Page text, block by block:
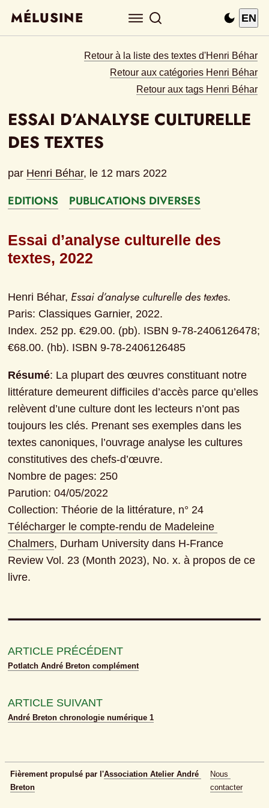
MÉLUSINE EN
Retour à la liste des textes d'Henri Béhar
Retour aux catégories Henri Béhar
Retour aux tags Henri Béhar
ESSAI D’ANALYSE CULTURELLE
DES TEXTES
par Henri Béhar, le 12 mars 2022
EDITIONS PUBLICATIONS DIVERSES
Essai d’analyse culturelle des
textes, 2022
Henri Béhar, Essai d’analyse culturelle des textes.
Paris: Classiques Garnier, 2022.
Index. 252 pp. €29.00. (pb). ISBN 9-78-2406126478;
€68.00. (hb). ISBN 9-78-2406126485
Résumé: La plupart des œuvres constituant notre
littérature demeurent difficiles d’accès parce qu’elles
relèvent d’une culture dont les lecteurs n’ont pas
toujours les clés. Prenant ses exemples dans les
textes canoniques, l’ouvrage analyse les cultures
constitutives des chefs-d’œuvre.
Nombre de pages: 250
Parution: 04/05/2022
Collection: Théorie de la littérature, n° 24
Télécharger le compte-rendu de Madeleine
Chalmers, Durham University dans H-France
Review Vol. 23 (Month 2023), No. x. à propos de ce
livre.
ARTICLE PRÉCÉDENT
Potlatch André Breton complément
ARTICLE SUIVANT
André Breton chronologie numérique 1
Fièrement propulsé par l'Association Atelier André
Breton
Nous
contacter